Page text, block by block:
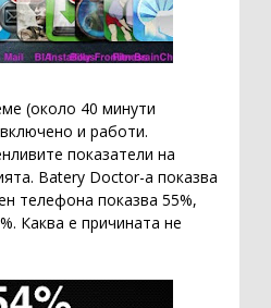
(около 40 минути
и работи.
показатели на
Batery Doctor-a показва
телефона показва 55%,
Каква е причината не